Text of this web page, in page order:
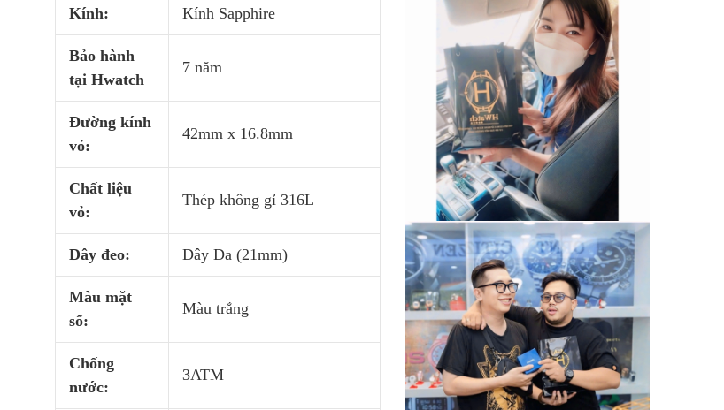
Kính: Kính Sapphire
Bảo hành
tại Hwatch
7 năm
Đường kính
vỏ:
42mm x 16.8mm
Chất liệu
vỏ:
Thép không gỉ 316L
Dây đeo: Dây Da (21mm)
Màu mặt
số:
Màu trắng
Chống
nước:
3ATM